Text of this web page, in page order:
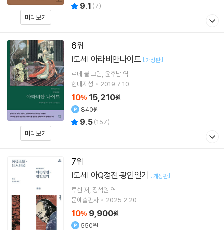
미리보기
9.1 (7)
6
미리보기
[도서] 아라비안나이트 [개정판]
르네 불그림 윤후남 역
현대지성
2019.7.10.
10% 15,210원
840원
9.5(157)
7
[도서] 아Q정전·광인일기 [개정판]
루쉰 저 정석원 역
문예출판사
2025.2.20.
10% 9,900원
550원